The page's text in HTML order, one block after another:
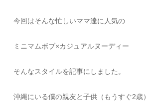
今回はそんな忙しいママ達に人気の
ミニマムボブ×カジュアルヌーディー
そんなスタイルを記事にしました。
沖縄にいる僕の親友と子供（もうすぐ2歳）